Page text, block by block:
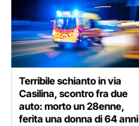
Terribile schianto in via
Casilina, scontro fra due
auto: morto un 28enne,
ferita una donna di 64 anni